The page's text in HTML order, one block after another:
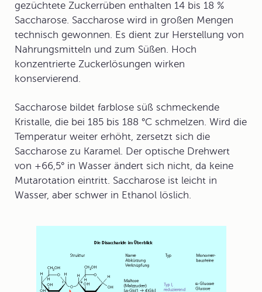
gezüchtete Zuckerrüben enthalten 14 bis 18 %
Saccharose. Saccharose wird in großen Mengen
technisch gewonnen. Es dient zur Herstellung von
Nahrungsmitteln und zum Süßen. Hoch
konzentrierte Zuckerlösungen wirken
konservierend.
Saccharose bildet farblose süß schmeckende
Kristalle, die bei 185 bis 188 °C schmelzen. Wird die
Temperatur weiter erhöht, zersetzt sich die
Saccharose zu Karamel. Der optische Drehwert
von +66,5° in Wasser ändert sich nicht, da keine
Mutarotation eintritt. Saccharose ist leicht in
Wasser, aber schwer in Ethanol löslich.